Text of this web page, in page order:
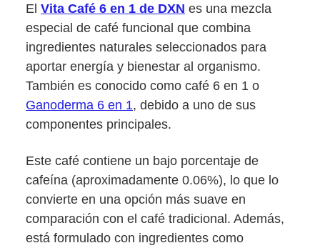
El Vita Café 6 en 1 de DXN es una mezcla
especial de café funcional que combina
ingredientes naturales seleccionados para
aportar energía y bienestar al organismo.
También es conocido como café 6 en 1 o
Ganoderma 6 en 1, debido a uno de sus
componentes principales.
Este café contiene un bajo porcentaje de
cafeína (aproximadamente 0.06%), lo que lo
convierte en una opción más suave en
comparación con el café tradicional. Además,
está formulado con ingredientes como